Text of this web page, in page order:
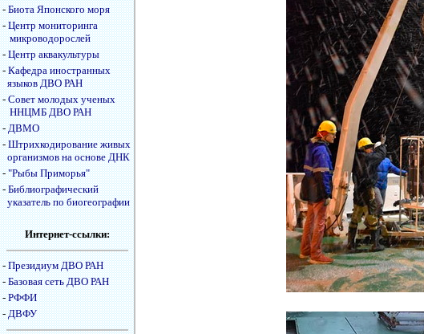
-Биота Японского моря
-Центр мониторинга
микроводорослей
-Центр аквакультуры
-Кафедра иностранных
языков ДВО РАН
-Совет молодых ученых
ННЦМБ ДВО РАН
-ДВМО
-Штрихкодирование живых
организмов на основе ДНК
-"Рыбы Приморья"
-Библиографический
указатель по биогеографии
Интернет-ссылки:
-Президиум ДВО РАН
-Базовая сеть ДВО РАН
-РФФИ
-ДВФУ